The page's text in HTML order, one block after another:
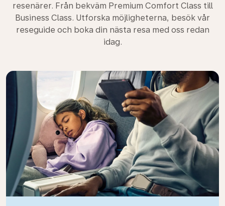
resenärer. Från bekväm Premium Comfort Class till
Business Class. Utforska möjligheterna, besök vår
reseguide och boka din nästa resa med oss redan
idag.